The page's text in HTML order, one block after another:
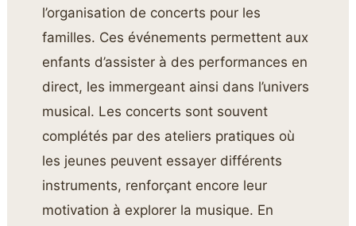
l’organisation de concerts pour les
familles. Ces événements permettent aux
enfants d’assister à des performances en
direct, les immergeant ainsi dans l’univers
musical. Les concerts sont souvent
complétés par des ateliers pratiques où
les jeunes peuvent essayer différents
instruments, renforçant encore leur
motivation à explorer la musique. En